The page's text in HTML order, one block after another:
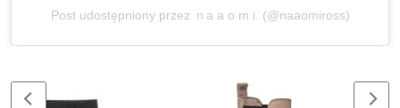
Post udostępniony przez ｎa a o m i. (@naaomiross)